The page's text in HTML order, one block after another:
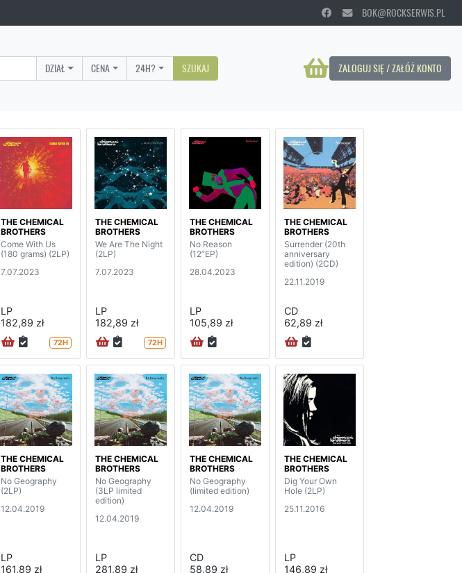
BOK@ROCKSERWIS.PL
ZALOGUJ SIĘ / ZAŁÓŻ KONTO
DZIAŁ CENA 24H? SZUKAJ
THE CHEMICAL
BROTHERS
Come With Us
(180 grams) (2LP)
7.07.2023
LP
182,89 zł
72H
THE CHEMICAL
BROTHERS
We Are The Night
(2LP)
7.07.2023
LP
182,89 zł
72H
THE CHEMICAL
BROTHERS
No Reason
(12”EP)
28.04.2023
LP
105,89 zł
THE CHEMICAL
BROTHERS
Surrender (20th
anniversary
edition) (2CD)
22.11.2019
CD
62,89 zł
THE CHEMICAL
BROTHERS
No Geography
(2LP)
12.04.2019
LP
161,89 zł
THE CHEMICAL
BROTHERS
No Geography
(3LP limited
edition)
12.04.2019
LP
281,89 zł
THE CHEMICAL
BROTHERS
No Geography
(limited edition)
12.04.2019
CD
58,89 zł
THE CHEMICAL
BROTHERS
Dig Your Own
Hole (2LP)
25.11.2016
LP
146,89 zł